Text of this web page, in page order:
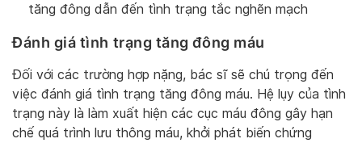
tăng đông dẫn đến tình trạng tắc nghẽn mạch
Đánh giá tình trạng tăng đông máu
Đối với các trường hợp nặng, bác sĩ sẽ chú trọng đến
việc đánh giá tình trạng tăng đông máu. Hệ lụy của tình
trạng này là làm xuất hiện các cục máu đông gây hạn
chế quá trình lưu thông máu, khởi phát biến chứng